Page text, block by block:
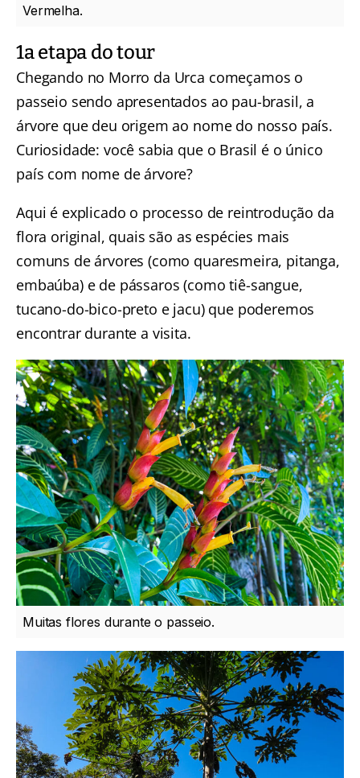
Vermelha.
1a etapa do tour
Chegando no Morro da Urca começamos o
passeio sendo apresentados ao pau-brasil, a
árvore que deu origem ao nome do nosso país.
Curiosidade: você sabia que o Brasil é o único
país com nome de árvore?
Aqui é explicado o processo de reintrodução da
flora original, quais são as espécies mais
comuns de árvores (como quaresmeira, pitanga,
embaúba) e de pássaros (como tiê-sangue,
tucano-do-bico-preto e jacu) que poderemos
encontrar durante a visita.
Muitas flores durante o passeio.